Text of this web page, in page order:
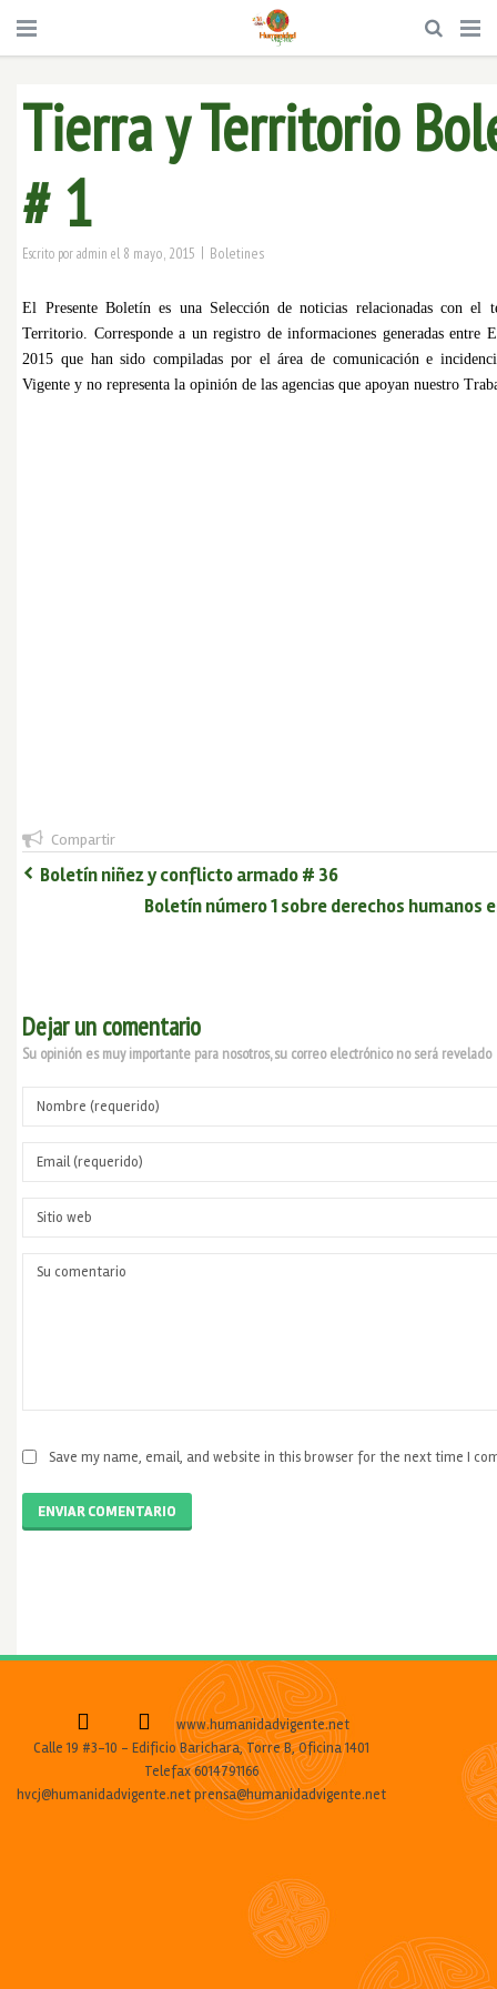
Tierra y Territorio
# 1
Escrito poradmin el 8 mayo, 2015 | Boletines
El Presente Boletín es una Selección de noticias relacionadas con el
Territorio. Corresponde a un registro de informaciones generadas entre
2015 que han sido compiladas por el área de comunicación e
Vigente y no representa la opinión de las agencias que apoyan nuestro
Compartir
Boletín niñez y conflicto armado # 36
Boletín número 1 sobre derechos humanos
Dejar un comentario
Su opinión es muy importante para nosotros, su correo electrónico no será revelado
Save my name, email, and website in this browser for the next time I
ENVIAR COMENTARIO
www.humanidadvigente.net
Calle 19 #3-10 - Edificio Barichara, Torre B, Oficina 1401
Telefax 6014791166
hvcj@humanidadvigente.net prensa@humanidadvigente.net